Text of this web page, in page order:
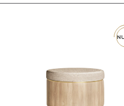
nuevo